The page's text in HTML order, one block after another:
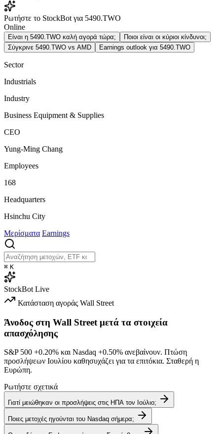
Ρωτήστε το StockBot για 5490.TWO
Online
Είναι η 5490.TWO καλή αγορά τώρα;
Ποιοι είναι οι κύριοι κίνδυνοι;
Σύγκρινε 5490.TWO vs AMD
Earnings outlook για 5490.TWO
Sector
Industrials
Industry
Business Equipment & Supplies
CEO
Yung-Ming Chang
Employees
168
Headquarters
Hsinchu City
Μερίσματα Earnings
⌘ K
StockBot Live
Κατάσταση αγοράς Wall Street
Άνοδος στη Wall Street μετά τα στοιχεία
απασχόλησης
S&P 500 +0.20% και Nasdaq +0.50% ανεβαίνουν. Πτώση
προσλήψεων Ιουλίου καθησυχάζει για τα επιτόκια. Σταθερή η
Ευρώπη.
Ρωτήστε σχετικά
Γιατί μειώθηκαν οι προσλήψεις στις ΗΠΑ τον Ιούλιο;
Ποιες μετοχές ηγούνται του Nasdaq σήμερα;